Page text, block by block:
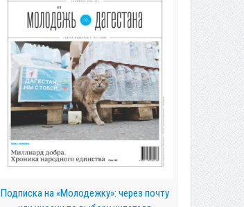
Подписка на «Молодежку»: через почту